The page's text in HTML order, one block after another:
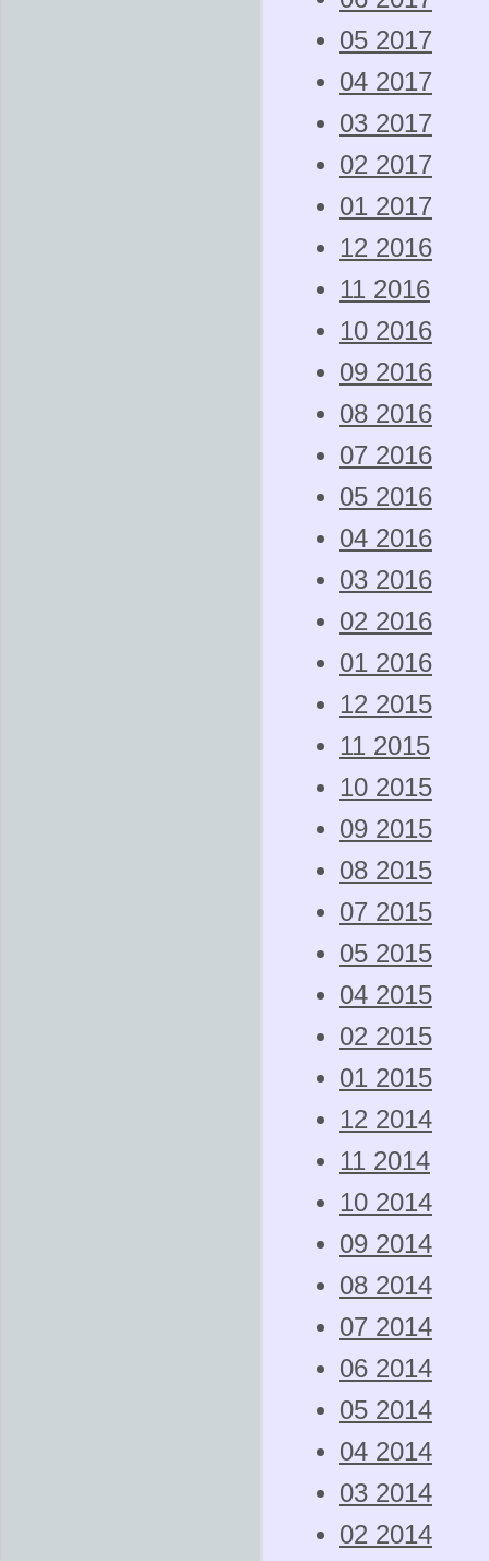
05 2017
04 2017
03 2017
02 2017
01 2017
12 2016
11 2016
10 2016
09 2016
08 2016
07 2016
05 2016
04 2016
03 2016
02 2016
01 2016
12 2015
11 2015
10 2015
09 2015
08 2015
07 2015
05 2015
04 2015
02 2015
01 2015
12 2014
11 2014
10 2014
09 2014
08 2014
07 2014
06 2014
05 2014
04 2014
03 2014
02 2014